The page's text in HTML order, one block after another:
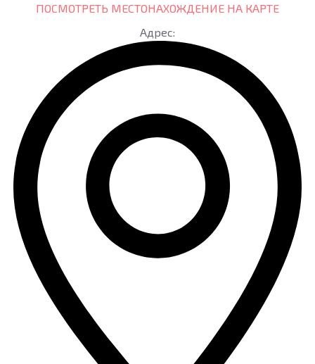
ПОСМОТРЕТЬ МЕСТОНАХОЖДЕНИЕ НА КАРТЕ
Адрес: